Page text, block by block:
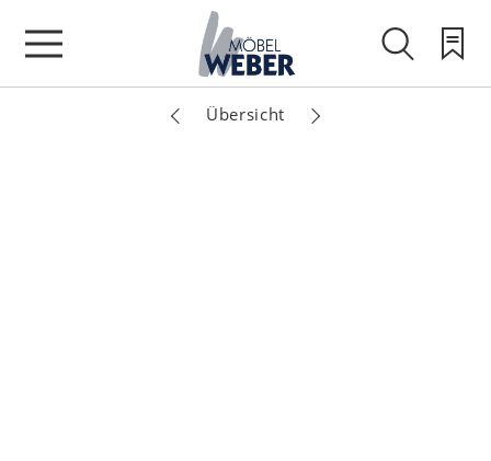
Übersicht